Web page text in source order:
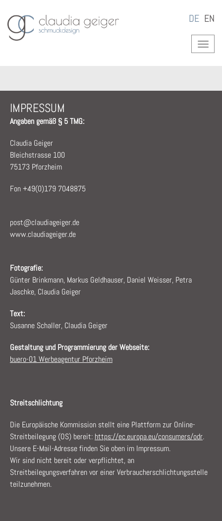
DE EN
IMPRESSUM
Angaben gemäß § 5 TMG:
Claudia Geiger
Bleichstrasse 100
75173 Pforzheim
Fon +49(0)179 7048875
post@claudiageiger.de
www.claudiageiger.de
Fotografie:
Günter Brinkmann, Markus Geldhauser, Daniel Weisser, Petra
Jaschke, Claudia Geiger
Text:
Susanne Schaller, Claudia Geiger
Gestaltung und Programmierung der Webseite:
buero-01 Werbeagentur Pforzheim
Streitschlichtung
Die Europäische Kommission stellt eine Plattform zur Online-
Streitbeilegung (OS) bereit: https://ec.europa.eu/consumers/odr.
Unsere E-Mail-Adresse finden Sie oben im Impressum.
Wir sind nicht bereit oder verpflichtet, an
Streitbeilegungsverfahren vor einer Verbraucherschlichtungsstelle
teilzunehmen.